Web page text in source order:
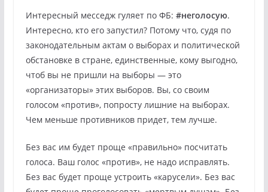
Интересный месседж гуляет по ФБ: #неголосую.
Интересно, кто его запустил? Потому что, судя по
законодательным актам о выборах и политической
обстановке в стране, единственные, кому выгодно,
чтоб вы не пришли на выборы — это
«организаторы» этих выборов. Вы, со своим
голосом «против», попросту лишние на выборах.
Чем меньше противников придет, тем лучше.
Без вас им будет проще «правильно» посчитать
голоса. Ваш голос «против», не надо исправлять.
Без вас будет проще устроить «карусели». Без вас